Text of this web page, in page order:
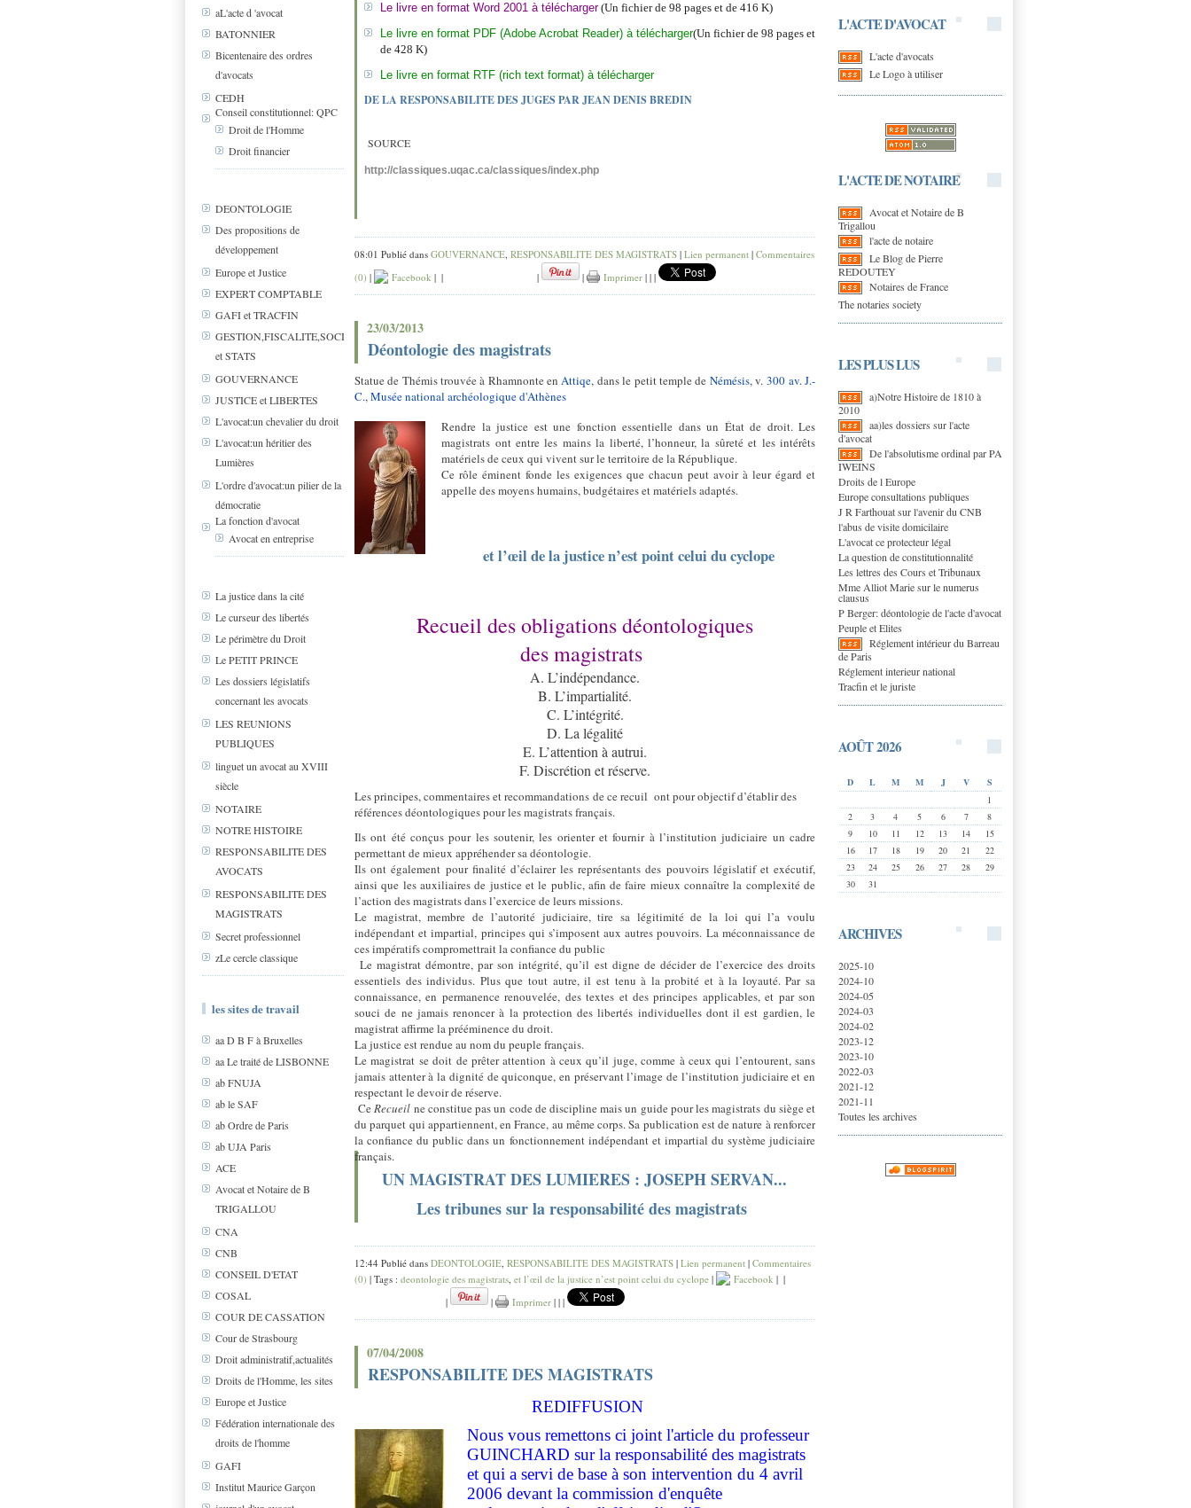
aL'acte d 'avocat
BATONNIER
Bicentenaire des ordres
d'avocats
CEDH
Conseil constitutionnel: QPC
Droit de l'Homme
Droit financier
DEONTOLOGIE
Des propositions de
développement
Europe et Justice
EXPERT COMPTABLE
GAFI et TRACFIN
GESTION,FISCALITE,SOCIAL
et STATS
GOUVERNANCE
JUSTICE et LIBERTES
L'avocat:un chevalier du droit
L'avocat:un héritier des
Lumières
L'ordre d'avocat:un pilier de la
démocratie
La fonction d'avocat
Avocat en entreprise
La justice dans la cité
Le curseur des libertés
Le périmètre du Droit
Le PETIT PRINCE
Les dossiers législatifs
concernant les avocats
LES REUNIONS
PUBLIQUES
linguet un avocat au XVIII
siècle
NOTAIRE
NOTRE HISTOIRE
RESPONSABILITE DES
AVOCATS
RESPONSABILITE DES
MAGISTRATS
Secret professionnel
zLe cercle classique
les sites de travail
aa D B F à Bruxelles
aa Le traité de LISBONNE
ab FNUJA
ab le SAF
ab Ordre de Paris
ab UJA Paris
ACE
Avocat et Notaire de B
TRIGALLOU
CNA
CNB
CONSEIL D'ETAT
COSAL
COUR DE CASSATION
Cour de Strasbourg
Droit administratif,actualités
Droits de l'Homme, les sites
Europe et Justice
Fédération internationale des
droits de l'homme
GAFI
Institut Maurice Garçon
L'ACTE D'AVOCAT
L'acte d'avocats
Le Logo à utiliser
L'ACTE DE NOTAIRE
Avocat et Notaire de B
Trigallou
l'acte de notaire
Le Blog de Pierre
REDOUTEY
Notaires de France
The notaries society
LES PLUS LUS
a)Notre Histoire de 1810 à
2010
aa)les dossiers sur l'acte
d'avocat
De l'absolutisme ordinal par PA
IWEINS
Droits de l Europe
Europe consultations publiques
J R Farthouat sur l'avenir du CNB
l'abus de visite domicilaire
L'avocat ce protecteur légal
La question de constitutionnalité
Les lettres des Cours et Tribunaux
Mme Alliot Marie sur le numerus
clausus
P Berger: déontologie de l'acte d'avocat
Peuple et Elites
Réglement intérieur du Barreau
de Paris
Réglement interieur national
Tracfin et le juriste
AOÛT 2026
D L M M J V
S
1
2
3 4 5 6 7
8
9
10 11 12 13 14
15
16
17 18 19 20 21
22
23
24 25 26 27 28
29
30
31
ARCHIVES
2025-10
2024-10
2024-05
2024-03
2024-02
2023-12
2023-10
2022-03
2021-12
2021-11
Toutes les archives
Le livre en format Word 2001 à télécharger(Un fichier de 98 pages et de 416 K)
Le livre en format PDF (Adobe Acrobat Reader) à télécharger(Un fichier de 98 pages et
de 428 K)
Le livre en format RTF (rich text format) à télécharger
DE LA RESPONSABILITE DES JUGES PAR JEAN DENIS BREDIN
SOURCE
http://classiques.uqac.ca/classiques/index.php
08:01 Publié dans GOUVERNANCE, RESPONSABILITE DES MAGISTRATS | Lien permanent | Commentaires
(0) | Facebook | | | | Imprimer | | |
23/03/2013
Déontologie des magistrats
Statue de Thémis trouvée à Rhamnonte enAttiqe, dans le petit temple de Némésis, v.300 av. J.-
C.,Musée national archéologique d'Athènes
Rendre la justice est une fonction essentielle dans un État de droit. Les
magistrats ont entre les mains la liberté, l’honneur, la sûreté et les intérêts
matériels de ceux qui vivent sur le territoire de la République.
Ce rôle éminent fonde les exigences que chacun peut avoir à leur égard et
appelle des moyens humains, budgétaires et matériels adaptés.
et l’œil de la justice n’est point celui du cyclope
Recueil des obligations déontologiques
des magistrats
A. L’indépendance.
B. L’impartialité.
C. L’intégrité.
D. La légalité
E. L’attention à autrui.
F. Discrétion et réserve.
Les principes, commentaires et recommandations de ce recuil ont pour objectif d’établir des
références déontologiques pour les magistrats français.
Ils ont été conçus pour les soutenir, les orienter et fournir à l’institution judiciaire un cadre
permettant de mieux appréhender sa déontologie.
Ils ont également pour finalité d’éclairer les représentants des pouvoirs législatif et exécutif,
ainsi que les auxiliaires de justice et le public, afin de faire mieux connaître la complexité de
l’action des magistrats dans l’exercice de leurs missions.
Le magistrat, membre de l’autorité judiciaire, tire sa légitimité de la loi qui l’a voulu
indépendant et impartial, principes qui s’imposent aux autres pouvoirs. La méconnaissance de
ces impératifs compromettrait la confiance du public
Le magistrat démontre, par son intégrité, qu’il est digne de décider de l’exercice des droits
essentiels des individus. Plus que tout autre, il est tenu à la probité et à la loyauté. Par sa
connaissance, en permanence renouvelée, des textes et des principes applicables, et par son
souci de ne jamais renoncer à la protection des libertés individuelles dont il est gardien, le
magistrat affirme la prééminence du droit.
La justice est rendue au nom du peuple français.
Le magistrat se doit de prêter attention à ceux qu’il juge, comme à ceux qui l’entourent, sans
jamais attenter à la dignité de quiconque, en préservant l’image de l’institution judiciaire et en
respectant le devoir de réserve.
CeRecueil ne constitue pas un code de discipline mais un guide pour les magistrats du siège et
du parquet qui appartiennent, en France, au même corps. Sa publication est de nature à renforcer
la confiance du public dans un fonctionnement indépendant et impartial du système judiciaire
français.
UN MAGISTRAT DES LUMIERES : JOSEPH SERVAN...
Les tribunes sur la responsabilité des magistrats
12:44 Publié dans DEONTOLOGIE, RESPONSABILITE DES MAGISTRATS | Lien permanent | Commentaires
(0) | Tags : deontologie des magistrats, et l’œil de la justice n’est point celui du cyclope | Facebook | |
|
| Imprimer | | |
07/04/2008
RESPONSABILITE DES MAGISTRATS
REDIFFUSION
Nous vous remettons ci joint l'article du professeur
GUINCHARD sur la responsabilité des magistrats
et qui a servi de base à son intervention du 4 avril
2006 devant la commission d'enquête